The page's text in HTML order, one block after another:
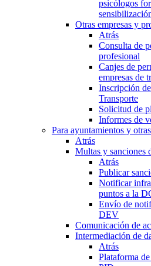
psicólogos
Otras empresas y
Atrás
Consulta de
profesional
Canjes de
empresas de
Inscripción
Transporte
Solicitud de
Informes de
Para ayuntamientos y
Atrás
Multas y sanciones
Atrás
Publicar
Notificar
puntos a la
Envío de
DEV
Comunicación de
Intermediación de
Atrás
Plataforma